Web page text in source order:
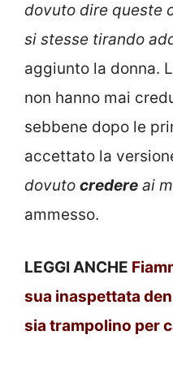
dovuto dire queste
si stesse tirando
aggiunto la donna.
non hanno mai
sebbene dopo le
accettato la
dovuto credere ai
ammesso.
LEGGI ANCHE
sua inaspettata
sia trampolino per